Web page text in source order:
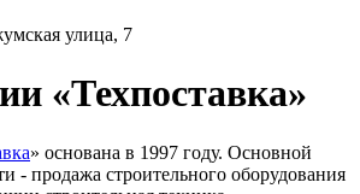
улица, 7
«Техпоставка»
» основана в 1997 году. Основной
- продажа строительного оборудования